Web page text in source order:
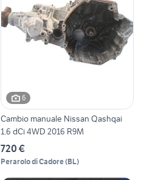
6
Cambio manuale Nissan Qashqai
1.6 dCi 4WD 2016 R9M
720 €
Perarolo di Cadore(BL)